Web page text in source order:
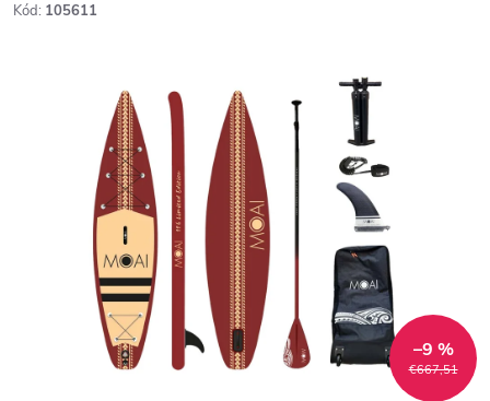
Kód: 105611
€667,51
–9 %